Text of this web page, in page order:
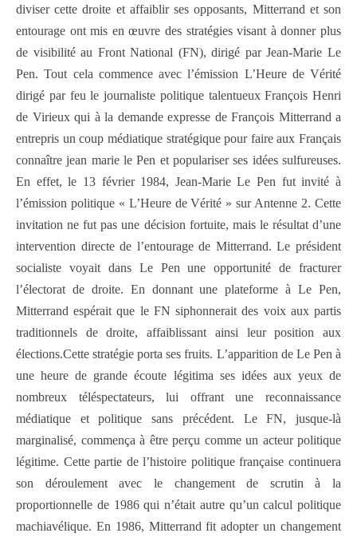
diviser cette droite et affaiblir ses opposants, Mitterrand et son
entourage ont mis en œuvre des stratégies visant à donner plus
de visibilité au Front National (FN), dirigé par Jean-Marie Le
Pen. Tout cela commence avec l’émission L’Heure de Vérité
dirigé par feu le journaliste politique talentueux François Henri
de Virieux qui à la demande expresse de François Mitterrand a
entrepris un coup médiatique stratégique pour faire aux Français
connaître jean marie le Pen et populariser ses idées sulfureuses.
En effet, le 13 février 1984, Jean-Marie Le Pen fut invité à
l’émission politique « L’Heure de Vérité » sur Antenne 2. Cette
invitation ne fut pas une décision fortuite, mais le résultat d’une
intervention directe de l’entourage de Mitterrand. Le président
socialiste voyait dans Le Pen une opportunité de fracturer
l’électorat de droite. En donnant une plateforme à Le Pen,
Mitterrand espérait que le FN siphonnerait des voix aux partis
traditionnels de droite, affaiblissant ainsi leur position aux
élections.Cette stratégie porta ses fruits. L’apparition de Le Pen à
une heure de grande écoute légitima ses idées aux yeux de
nombreux téléspectateurs, lui offrant une reconnaissance
médiatique et politique sans précédent. Le FN, jusque-là
marginalisé, commença à être perçu comme un acteur politique
légitime. Cette partie de l’histoire politique française continuera
son déroulement avec le changement de scrutin à la
proportionnelle de 1986 qui n’était autre qu’un calcul politique
machiavélique. En 1986, Mitterrand fit adopter un changement